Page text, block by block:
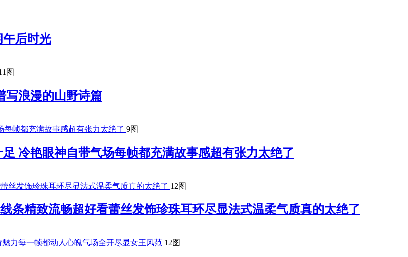
午后时光
图
写浪漫的山野诗篇
9图
冷艳眼神自带气场每帧都充满故事感超有张力太绝了
12图
条精致流畅超好看蕾丝发饰珍珠耳环尽显法式温柔气质真的太绝了
12图